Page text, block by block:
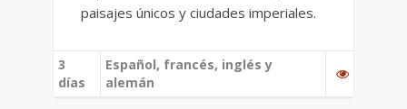
paisajes únicos y ciudades imperiales.
3
días
Español, francés, inglés y
alemán